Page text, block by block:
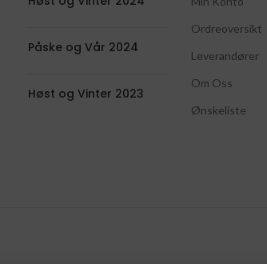
Påske og Vår 2024
Høst og Vinter 2023
Ordreoversikt
Leverandører
Om Oss
Ønskeliste